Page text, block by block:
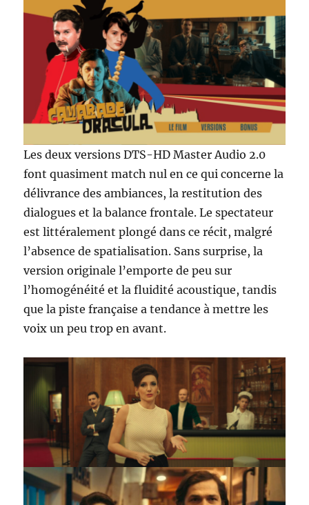
Les deux versions DTS-HD Master Audio 2.0
font quasiment match nul en ce qui concerne la
délivrance des ambiances, la restitution des
dialogues et la balance frontale. Le spectateur
est littéralement plongé dans ce récit, malgré
l’absence de spatialisation. Sans surprise, la
version originale l’emporte de peu sur
l’homogénéité et la fluidité acoustique, tandis
que la piste française a tendance à mettre les
voix un peu trop en avant.